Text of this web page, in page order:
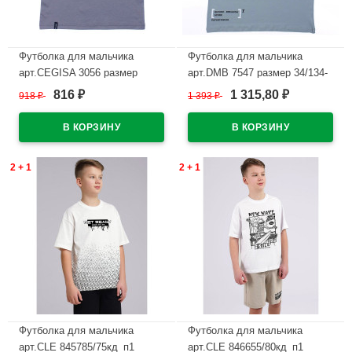
Футболка для мальчика
арт.CEGISA 3056 размер
30/116-34/134 цвет серый
918₽ 816 ₽
Футболка для мальчика
арт.DMB 7547 размер 34/134-
44/164 цвет серо-голубой
1 393₽ 1 315,80 ₽
2 + 1
Футболка для мальчика
арт.CLE 845785/75кд_п1
2 + 1
Футболка для мальчика
арт.CLE 846655/80кд_п1